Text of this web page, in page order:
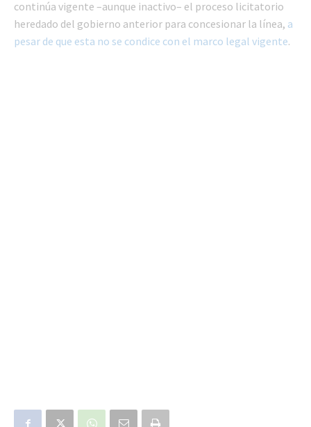
continúa vigente –aunque inactivo– el proceso licitatorio
heredado del gobierno anterior para concesionar la línea, a
pesar de que esta no se condice con el marco legal vigente.